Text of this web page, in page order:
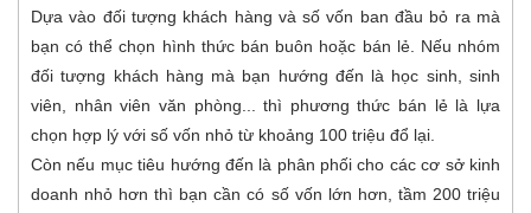
Dựa vào đối tượng khách hàng và số vốn ban đầu bỏ ra mà
bạn có thể chọn hình thức bán buôn hoặc bán lẻ. Nếu nhóm
đối tượng khách hàng mà bạn hướng đến là học sinh, sinh
viên, nhân viên văn phòng... thì phương thức bán lẻ là lựa
chọn hợp lý với số vốn nhỏ từ khoảng 100 triệu đổ lại.
Còn nếu mục tiêu hướng đến là phân phối cho các cơ sở kinh
doanh nhỏ hơn thì bạn cần có số vốn lớn hơn, tầm 200 triệu